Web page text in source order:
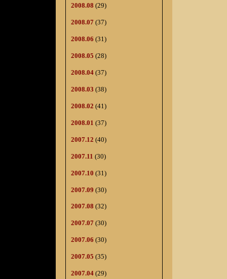
2008.08 (29)
2008.07 (37)
2008.06 (31)
2008.05 (28)
2008.04 (37)
2008.03 (38)
2008.02 (41)
2008.01 (37)
2007.12 (40)
2007.11 (30)
2007.10 (31)
2007.09 (30)
2007.08 (32)
2007.07 (30)
2007.06 (30)
2007.05 (35)
2007.04 (29)